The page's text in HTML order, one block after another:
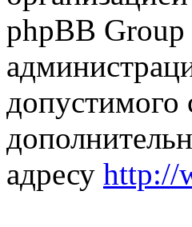
phpBB Group
допустимого
адресу http://